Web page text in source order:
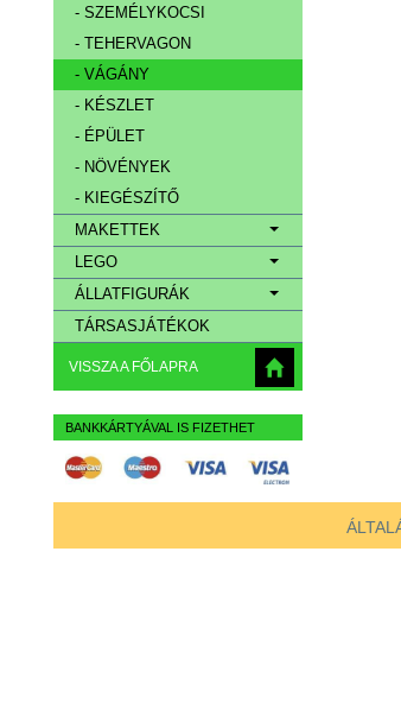
- SZEMÉLYKOCSI
- TEHERVAGON
- VÁGÁNY
- KÉSZLET
- ÉPÜLET
- NÖVÉNYEK
- KIEGÉSZÍTŐ
MAKETTEK
LEGO
ÁLLATFIGURÁK
TÁRSASJÁTÉKOK
VISSZA A FŐLAPRA
BANKKÁRTYÁVAL IS FIZETHET